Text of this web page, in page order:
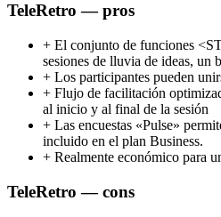
TeleRetro — pros
+ El conjunto de funciones
sesiones de lluvia de ideas, un
+ Los participantes pueden
+ Flujo de facilitación
al inicio y al final de la sesión
+ Las encuestas «Pulse»
incluido en el plan Business.
+ Realmente económico para
TeleRetro — cons